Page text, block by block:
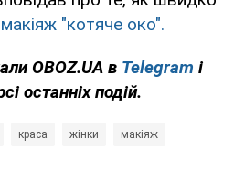
"котяче око".
OBOZ.UA в Telegram і
останніх подій.
краса жінки макіяж